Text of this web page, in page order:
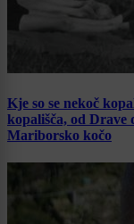
Kje so se nekoč
kopališča, od Drave
Mariborsko kočo